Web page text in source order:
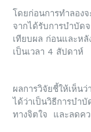
โดยก่อนการทำลอง
จากได้รับการบำบัด
เทียบผล ก่อนและห
เป็นเวลา 4 สัปดาห์
ผลการวิจัยชี้ให้เห็น
ได้ว่าเป็นวิธีการบำ
ทางจิตใจ และลดค